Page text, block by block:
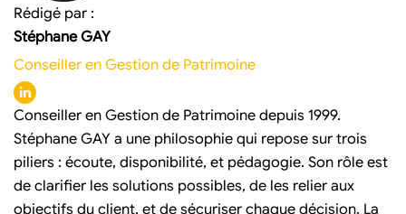
Rédigé par :
Stéphane GAY
Conseiller en Gestion de Patrimoine
Conseiller en Gestion de Patrimoine depuis 1999.
Stéphane GAY a une philosophie qui repose sur trois
piliers : écoute, disponibilité, et pédagogie. Son rôle est
de clarifier les solutions possibles, de les relier aux
objectifs du client, et de sécuriser chaque décision. La